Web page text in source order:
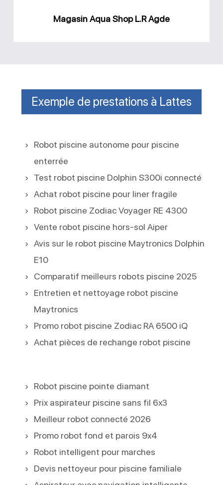
Magasin Aqua Shop L.R Agde
Exemple de prestations à Lattes
Robot piscine autonome pour piscine
enterrée
Test robot piscine Dolphin S300i connecté
Achat robot piscine pour liner fragile
Robot piscine Zodiac Voyager RE 4300
Vente robot piscine hors-sol Aiper
Avis sur le robot piscine Maytronics Dolphin
E10
Comparatif meilleurs robots piscine 2025
Entretien et nettoyage robot piscine
Maytronics
Promo robot piscine Zodiac RA 6500 iQ
Achat pièces de rechange robot piscine
Robot piscine pointe diamant
Prix aspirateur piscine sans fil 6x3
Meilleur robot connecté 2026
Promo robot fond et parois 9x4
Robot intelligent pour marches
Devis nettoyeur pour piscine familiale